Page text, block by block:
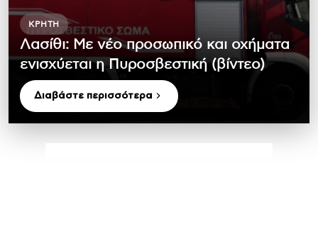
ΚΡΉΤΗ
Λασίθι: Με νέο προσωπικό και οχήματα
ενισχύεται η Πυροσβεστική (βίντεο)
Διαβάστε περισσότερα